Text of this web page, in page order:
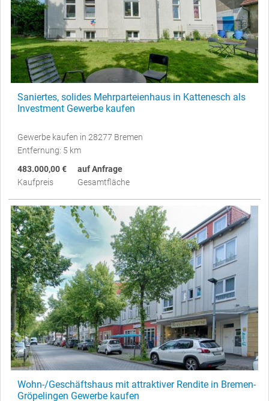
Saniertes, solides Mehrparteienhaus in Kattenesch als
Investment Gewerbe kaufen
Gewerbe kaufen in 28277 Bremen
Entfernung: 5 km
483.000,00 €
Kaufpreis
auf Anfrage
Gesamtfläche
Wohn-/Geschäftshaus mit attraktiver Rendite in Bremen-
Gröpelingen Gewerbe kaufen